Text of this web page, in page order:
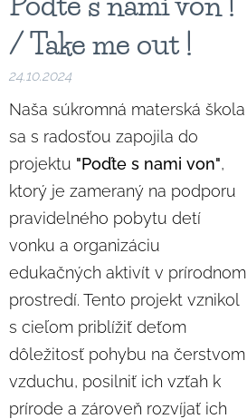
/ Take me out !
24.10.2024
Naša súkromná materská škola
sa s radosťou zapojila do
projektu "Poďte s nami von",
ktorý je zameraný na podporu
pravidelného pobytu detí
vonku a organizáciu
edukačných aktivít v prírodnom
prostredí. Tento projekt vznikol
s cieľom priblížiť deťom
dôležitosť pohybu na čerstvom
vzduchu, posilniť ich vzťah k
prírode a zároveň rozvíjať ich